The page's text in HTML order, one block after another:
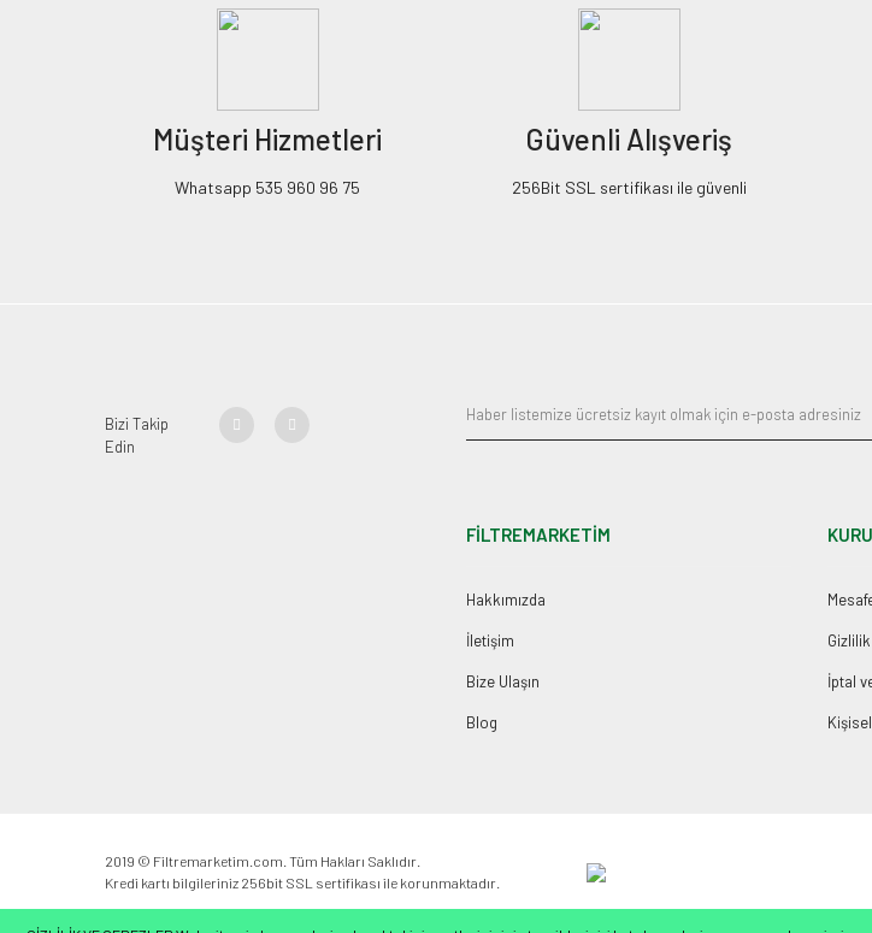
Müşteri Hizmetleri
Whatsapp 535 960 96 75
Güvenli Alışveriş
256Bit SSL sertifikası ile güvenli
Bizi Takip
Edin
FİLTREMARKETİM
Hakkımızda
İletişim
Bize Ulaşın
Blog
İptal
2019 © Filtremarketim.com. Tüm Hakları Saklıdır.
Kredi kartı bilgileriniz 256bit SSL sertifikası ile korunmaktadır.